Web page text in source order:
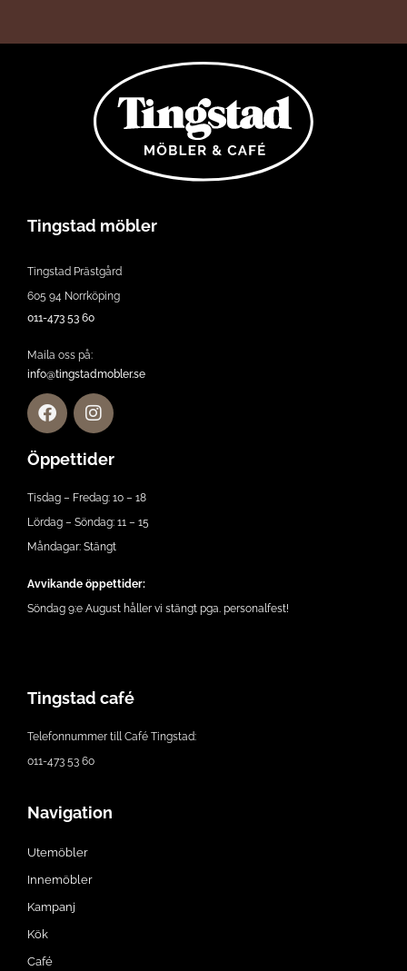
Tingstad möbler
Tingstad Prästgård
605 94 Norrköping
011-473 53 60
Maila oss på:
info@tingstadmobler.se
Öppettider
Tisdag – Fredag: 10 – 18
Lördag – Söndag: 11 – 15
Måndagar: Stängt
Avvikande öppettider:
Söndag 9:e August håller vi stängt pga. personalfest!
Tingstad café
Telefonnummer till Café Tingstad:
011-473 53 60
Navigation
Utemöbler
Innemöbler
Kampanj
Kök
Café